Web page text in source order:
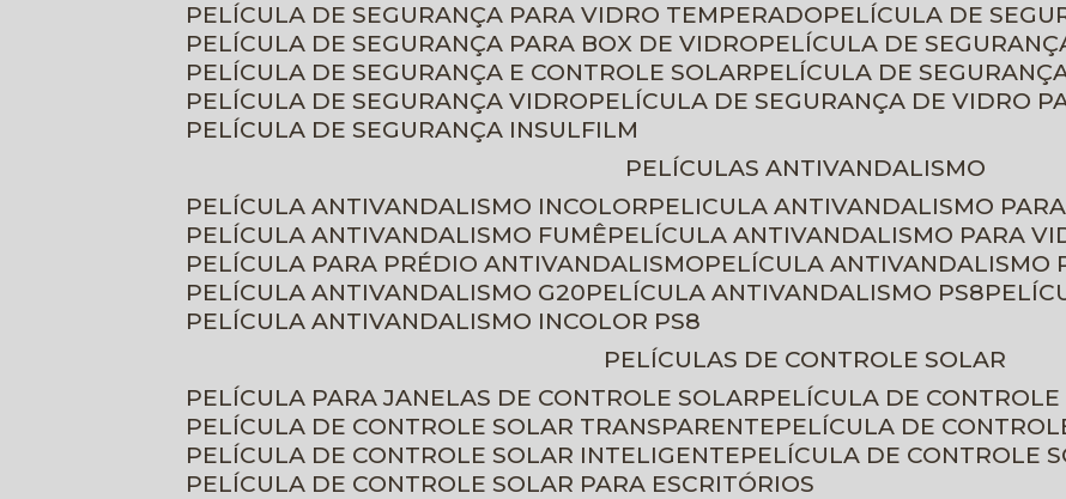
PELÍCULA DE SEGURANÇA PARA VIDRO TEMPERADO
PELÍCULA DE
PELÍCULA DE SEGURANÇA PARA BOX DE VIDRO
PELÍCULA DE
PELÍCULA DE SEGURANÇA E CONTROLE SOLAR
PELÍCULA DE
PELÍCULA DE SEGURANÇA VIDRO
PELÍCULA DE SEGURANÇA DE VIDRO
PELÍCULA DE SEGURANÇA INSULFILM
PELÍCULAS ANTIVANDALISMO
PELÍCULA ANTIVANDALISMO INCOLOR
PELICULA ANTIVANDALISMO
PELÍCULA ANTIVANDALISMO FUMÊ
PELÍCULA ANTIVANDALISMO PARA
PELÍCULA PARA PRÉDIO ANTIVANDALISMO
PELÍCULA ANTIVANDALISMO
PELÍCULA ANTIVANDALISMO G20
PELÍCULA ANTIVANDALISMO PS8
PELÍCULA ANTIVANDALISMO INCOLOR PS8
PELÍCULAS DE CONTROLE SOLAR
PELÍCULA PARA JANELAS DE CONTROLE SOLAR
PELÍCULA DE
PELÍCULA DE CONTROLE SOLAR TRANSPARENTE
PELÍCULA DE
PELÍCULA DE CONTROLE SOLAR INTELIGENTE
PELÍCULA DE CONTROLE
PELÍCULA DE CONTROLE SOLAR PARA ESCRITÓRIOS